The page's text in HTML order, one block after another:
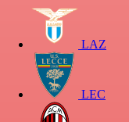
LAZ
LEC